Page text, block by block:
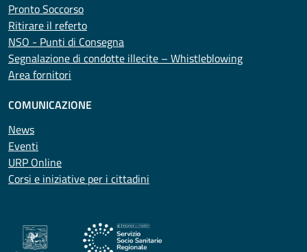
Pronto Soccorso
Ritirare il referto
NSO - Punti di Consegna
Segnalazione di condotte illecite – Whistleblowing
Area fornitori
COMUNICAZIONE
News
Eventi
URP Online
Corsi e iniziative per i cittadini